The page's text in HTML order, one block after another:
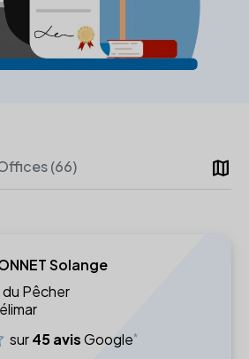
map
(66)
Solange
Pêcher
sur45 avisGoogle